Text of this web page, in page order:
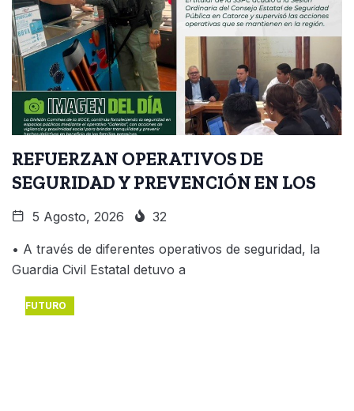
REFUERZAN OPERATIVOS DE
SEGURIDAD Y PREVENCIÓN EN LOS
5 Agosto, 2026 32
• A través de diferentes operativos de seguridad, la
Guardia Civil Estatal detuvo a
FUTURO